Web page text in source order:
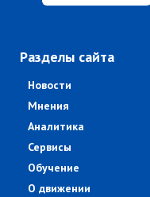
Разделы сайта
Новости
Мнения
Аналитика
Сервисы
Обучение
О движении